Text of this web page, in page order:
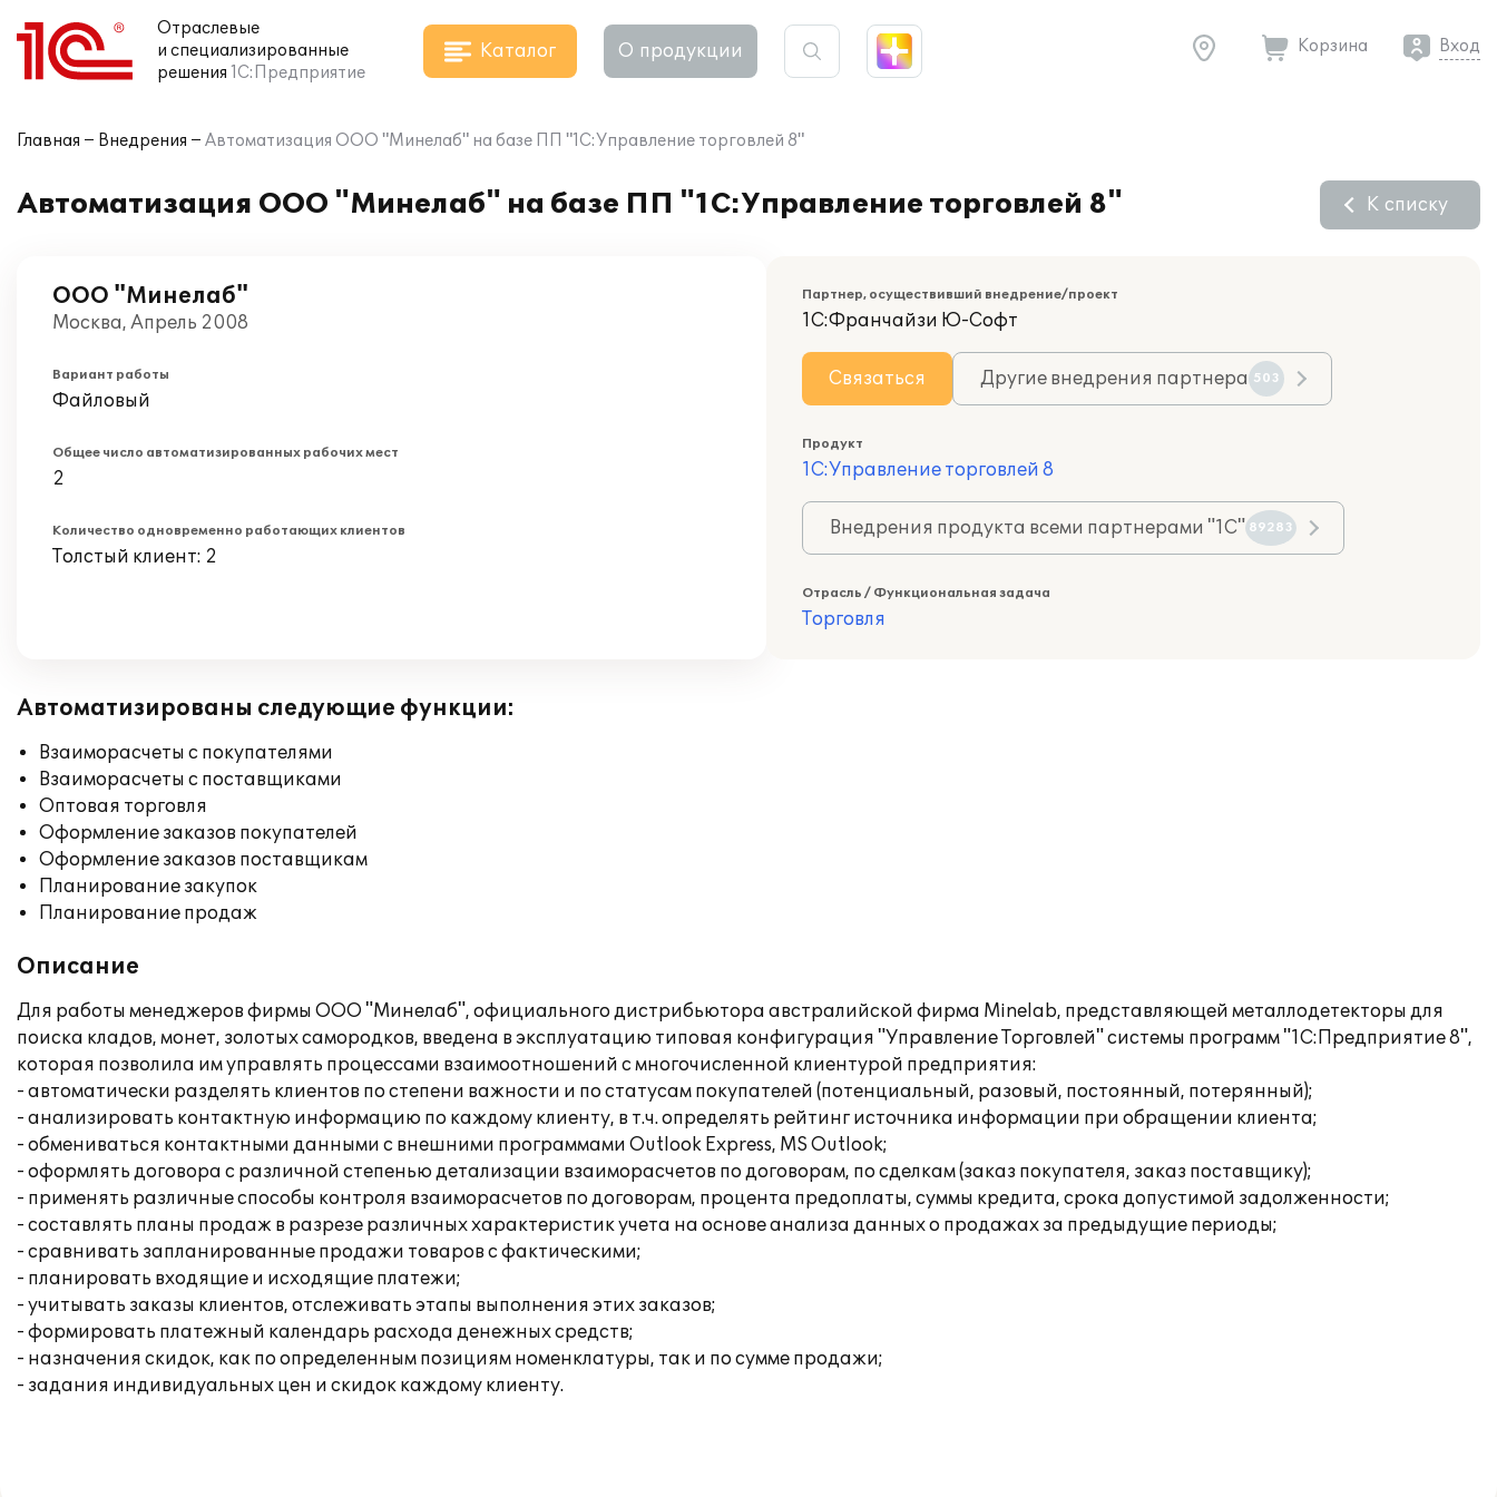
Отраслевые
и специализированные
решения 1С:Предприятие
Каталог О продукции Корзина Вход
Главная Внедрения Автоматизация ООО "Минелаб" на базе ПП "1С:Управление торговлей 8"
Автоматизация ООО "Минелаб" на базе ПП "1С:Управление торговлей 8" К списку
ООО "Минелаб"
Москва, Апрель 2008
Вариант работы
Файловый
Общее число автоматизированных рабочих мест
2
Количество одновременно работающих клиентов
Толстый клиент: 2
Партнер, осуществивший внедрение/проект
1С:Франчайзи Ю-Софт
Связаться Другие внедрения партнера 503
Продукт
1С:Управление торговлей 8
Внедрения продукта всеми партнерами "1С" 89283
Отрасль / Функциональная задача
Торговля
Автоматизированы следующие функции:
Взаиморасчеты с покупателями
Взаиморасчеты с поставщиками
Оптовая торговля
Оформление заказов покупателей
Оформление заказов поставщикам
Планирование закупок
Планирование продаж
Описание
Для работы менеджеров фирмы ООО "Минелаб", официального дистрибьютора австралийской фирма Minelab, представляющей металлодетекторы для
поиска кладов, монет, золотых самородков, введена в эксплуатацию типовая конфигурация "Управление Торговлей" системы программ "1С:Предприятие 8",
которая позволила им управлять процессами взаимоотношений с многочисленной клиентурой предприятия:
- автоматически разделять клиентов по степени важности и по статусам покупателей (потенциальный, разовый, постоянный, потерянный);
- анализировать контактную информацию по каждому клиенту, в т.ч. определять рейтинг источника информации при обращении клиента;
- обмениваться контактными данными с внешними программами Outlook Express, MS Outlook;
- оформлять договора с различной степенью детализации взаиморасчетов по договорам, по сделкам (заказ покупателя, заказ поставщику);
- применять различные способы контроля взаиморасчетов по договорам, процента предоплаты, суммы кредита, срока допустимой задолженности;
- составлять планы продаж в разрезе различных характеристик учета на основе анализа данных о продажах за предыдущие периоды;
- сравнивать запланированные продажи товаров с фактическими;
- планировать входящие и исходящие платежи;
- учитывать заказы клиентов, отслеживать этапы выполнения этих заказов;
- формировать платежный календарь расхода денежных средств;
- назначения скидок, как по определенным позициям номенклатуры, так и по сумме продажи;
- задания индивидуальных цен и скидок каждому клиенту.